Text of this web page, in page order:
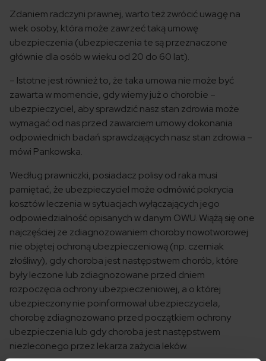
Zdaniem radczyni prawnej, warto też zwrócić uwagę na
wiek osoby, która może zawrzeć taką umowę
ubezpieczenia (ubezpieczenia te są przeznaczone
głównie dla osób w wieku od 20 do 60 lat).
– Istotne jest również to, że taka umowa nie może być
zawarta w momencie, gdy wiemy już o chorobie –
ubezpieczyciel, aby sprawdzić nasz stan zdrowia może
wymagać od nas przed zawarciem umowy dokonania
odpowiednich badań sprawdzających nasz stan zdrowia –
mówi Pankowska.
Według prawniczki, posiadacz polisy od raka musi
pamiętać, że ubezpieczyciel może odmówić pokrycia
kosztów leczenia w sytuacjach wyłączających jego
odpowiedzialność opisanych w danym OWU. Wiążą się one
najczęściej ze zdiagnozowaniem choroby nowotworowej
nie objętej ochroną ubezpieczeniową (np. czerniak
złośliwy), gdy choroba jest następstwem chorób, które
były leczone lub zdiagnozowane przed dniem
rozpoczęcia ochrony ubezpieczeniowej, a o której
ubezpieczony nie poinformował ubezpieczyciela,
chorobę zdiagnozowano przed początkiem ochrony
ubezpieczenia lub gdy choroba jest następstwem
niezleconego przez lekarza zażycia leków.